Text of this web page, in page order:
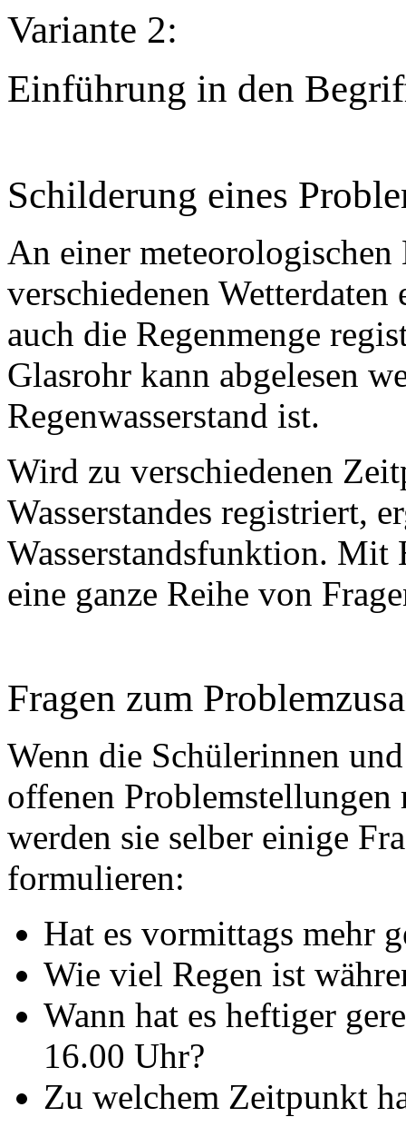
Variante 2:
Einführung in den
Schilderung eines
An einer
verschiedenen
auch die Regenmenge
Glasrohr kann abgelesen
Regenwasserstand ist.
Wird zu verschiedenen
Wasserstandes registriert,
Wasserstandsfunktion. Mit
eine ganze Reihe von
Fragen zum
Wenn die Schülerinnen
offenen Problemstellungen
werden sie selber einige
formulieren:
Hat es vormittags mehr
Wie viel Regen ist
Wann hat es heftiger
16.00 Uhr?
Zu welchem Zeitpunkt